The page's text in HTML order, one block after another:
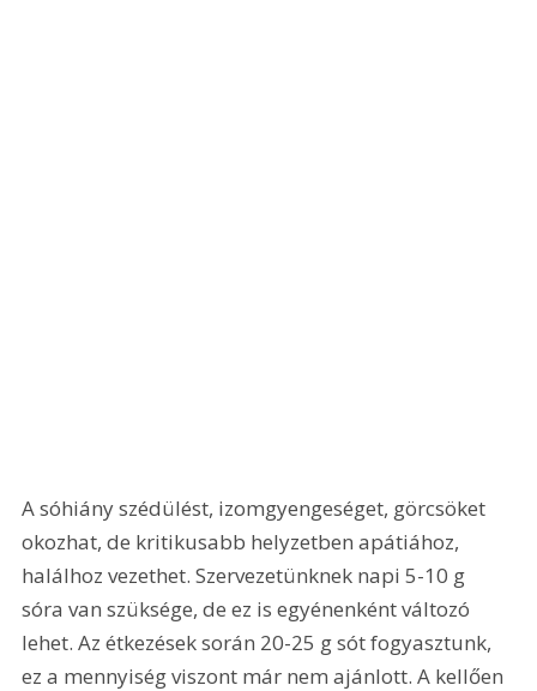
A sóhiány szédülést, izomgyengeséget, görcsöket
okozhat, de kritikusabb helyzetben apátiához,
halálhoz vezethet. Szervezetünknek napi 5-10 g
sóra van szüksége, de ez is egyénenként változó
lehet. Az étkezések során 20-25 g sót fogyasztunk,
ez a mennyiség viszont már nem ajánlott. A kellően